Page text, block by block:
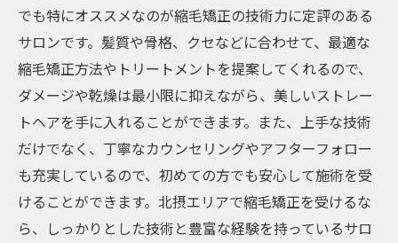
でも特にオススメなのが縮毛矯正の技術力に定評のある
サロンです。髪質や骨格、クセなどに合わせて、最適な
縮毛矯正方法やトリートメントを提案してくれるので、
ダメージや乾燥は最小限に抑えながら、美しいストレー
トヘアを手に入れることができます。また、上手な技術
だけでなく、丁寧なカウンセリングやアフターフォロー
も充実しているので、初めての方でも安心して施術を受
けることができます。北摂エリアで縮毛矯正を受けるな
ら、しっかりとした技術と豊富な経験を持っているサロ